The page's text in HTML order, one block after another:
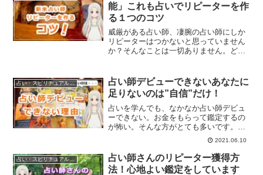
能」これも占いでリピーターを作
る１つのコツ
威厳がある占い師、凄腕の占い師にしか
リピーターはつかないと思っていません
か？そんなことは一切ありません。どこ
ることは可能です。新米占い師のリピー
ター獲得方法とは？
占い・スピリチュアルビジネス
占い師デビューできないあなたに
足りないのは”自信”だけ！
占いを学んでも、なかなか占い師デビュ
ーできない。お金をもらって鑑定するの
が怖い。そんな方がとても多いです。占
い師になりたくて占いを学んだ訳ですよ
ね？でも自信がなくて占い師デビューで
きない。どうすれば自信を持てるのか？
解説していきます。
2021.06.10
占い・スピリチュアルビジネス
占い師さんのリピーター獲得方
法！心地よい鑑定をしています